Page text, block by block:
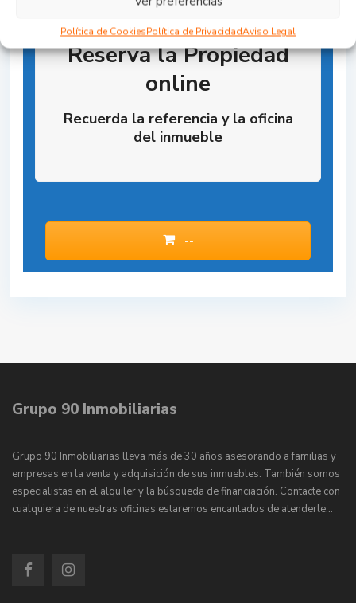
Política de CookiesPolítica de PrivacidadAviso Legal
Reserva la Propiedad
online
Recuerda la referencia y la oficina
del inmueble
--
Grupo 90 Inmobiliarias
Grupo 90 Inmobiliarias lleva más de 30 años asesorando a familias y
empresas en la venta y adquisición de sus inmuebles. También somos
especialistas en el alquiler y la búsqueda de financiación. Contacte con
cualquiera de nuestras oficinas estaremos encantados de atenderle…